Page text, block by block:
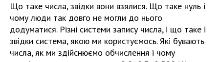
Що таке числа, звідки вони взялися. Що таке нуль і
чому люди так довго не могли до нього
додуматися. Різні системи запису числа, і що таке і
звідки система, якою ми користуємось. Які бувають
числа, як ми здійснюємо обчислення і чому